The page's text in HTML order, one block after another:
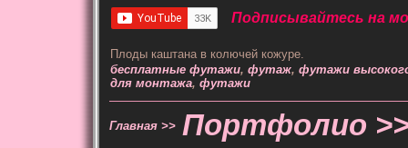
Подписывайтесь на
Плоды каштана в колючей кожуре.
бесплатные футажи, футаж, футажи
для монтажа, футажи
Главная >> Портфолио